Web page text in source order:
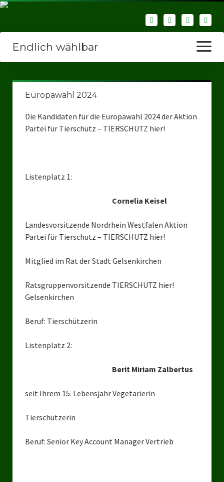
Endlich wählbar
Menü
öffnen
Startseite
Wir über uns
Unsere Verbände
Kreisverband Düsseldorf
Kreisverband Solingen
Landesverbände
Landesverband Nordrhein-Westfalen
Europawahl 2024
Die Kandidaten für die Europawahl 2024 der Aktion
Partei für Tierschutz – TIERSCHUTZ hier!
Listenplatz 1:
Cornelia Keisel
Landesvorsitzende Nordrhein Westfalen Aktion
Partei für Tierschutz – TIERSCHUTZ hier!
Mitglied im Rat der Stadt Gelsenkirchen
Ratsgruppenvorsitzende TIERSCHUTZ hier!
Gelsenkirchen
Beruf: Tierschützerin
Listenplatz 2:
Berit Miriam Zalbertus
seit Ihrem 15. Lebensjahr Vegetarierin
Tierschützerin
Beruf: Senior Key Account Manager Vertrieb